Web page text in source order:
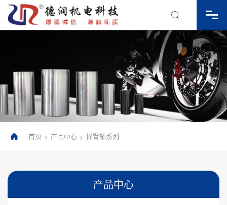

 首页 > 产品中心 > 摇臂轴系列
产品中心